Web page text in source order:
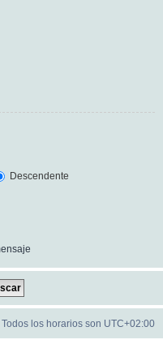
Descendente
Todos los horarios son UTC+02:00